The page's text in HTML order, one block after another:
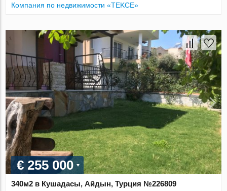
Компания по недвижимости «TEKCE»
€ 255 000
340м2 в Кушадасы, Айдын, Турция №226809